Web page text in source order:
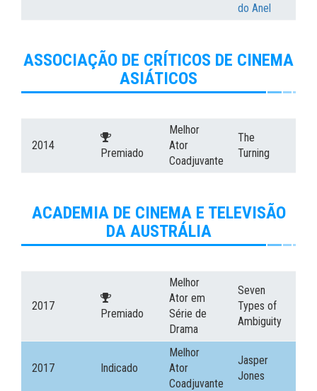
do Anel
ASSOCIAÇÃO DE CRÍTICOS DE CINEMA
ASIÁTICOS
2014
Premiado
Melhor
Ator
Coadjuvante
The
Turning
ACADEMIA DE CINEMA E TELEVISÃO
DA AUSTRÁLIA
2017
Premiado
Melhor
Ator em
Série de
Drama
Seven
Types of
Ambiguity
2017 Indicado
Melhor
Ator
Coadjuvante
Jasper
Jones